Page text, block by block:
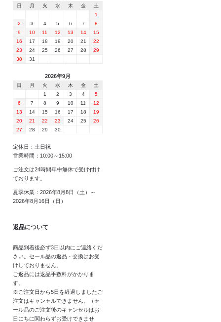
日 月 火 水 木 金
土
1
2
3 4 5 6 7
8
9
10 11 12 13 14
15
16
17 18 19 20 21
22
23
24 25 26 27 28
29
30
31
2026年9月
日 月 火 水 木 金
土
1
2 3 4
5
6
7 8 9 10 11
12
13
14 15 16 17 18
19
20
21 22 23 24 25
26
27
28 29 30
定休日：土日祝
営業時間：10:00～15:00
ご注文は24時間年中無休で受け付け
ております。
夏季休業：2026年8月8日（土）～
2026年8月16日（日）
返品について
商品到着後必ず3日以内にご連絡くだ
さい。セール品の返品・交換はお受
けしておりません。
ご返品には返品手数料がかかりま
す。
※ご注文日から5日を経過しましたご
注文はキャンセルできません。（セ
ール品のご注文後のキャンセルはお
日にちに関わらずお受けできませ